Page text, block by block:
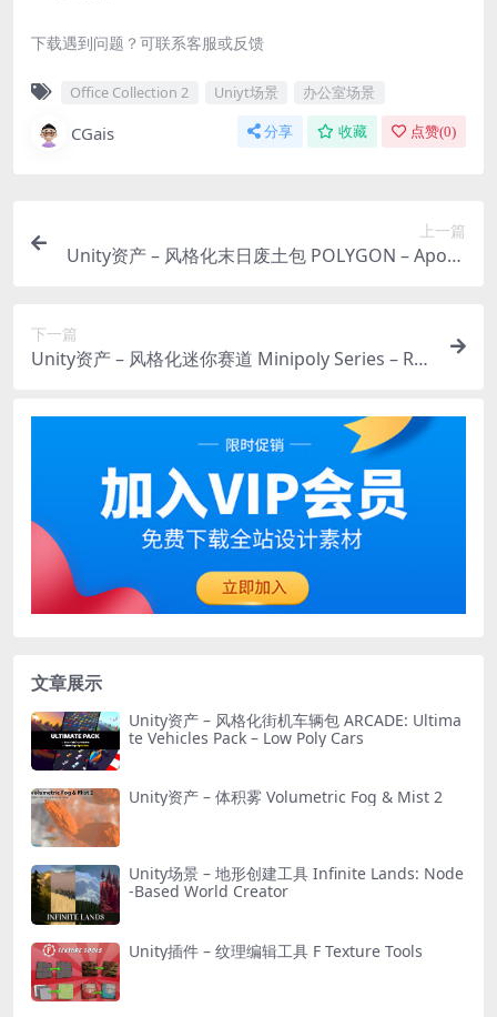
下载遇到问题？可联系客服或反馈
Office Collection 2 Uniyt场景 办公室场景
CGais 分享 收藏 点赞(0)
上一篇
Unity资产 – 风格化末日废土包 POLYGON – Apoca
下一篇
Unity资产 – 风格化迷你赛道 Minipoly Series – Rac
文章展示
Unity资产 – 风格化街机车辆包 ARCADE: Ultima
te Vehicles Pack – Low Poly Cars
Unity资产 – 体积雾 Volumetric Fog & Mist 2
Unity场景 – 地形创建工具 Infinite Lands: Node
-Based World Creator
Unity插件 – 纹理编辑工具 F Texture Tools